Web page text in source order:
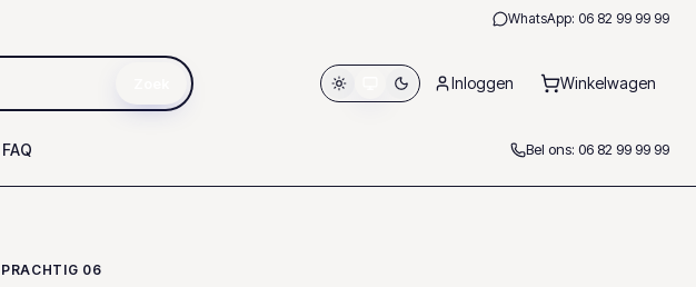
WhatsApp: 06 82 99 99 99
Inloggen Winkelwagen
FAQ Bel ons: 06 82 99 99 99
PRACHTIG 06